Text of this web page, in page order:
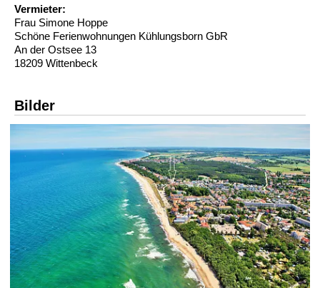
Vermieter:
Frau Simone Hoppe
Schöne Ferienwohnungen Kühlungsborn GbR
An der Ostsee 13
18209 Wittenbeck
Bilder